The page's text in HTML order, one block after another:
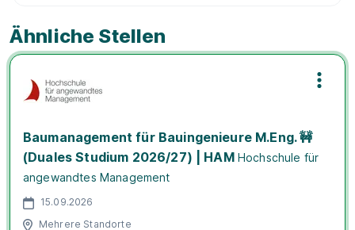
Ähnliche Stellen
Baumanagement für Bauingenieure M.Eng. 🚧
(Duales Studium 2026/27) | HAM Hochschule für
angewandtes Management
15.09.2026
Mehrere Standorte